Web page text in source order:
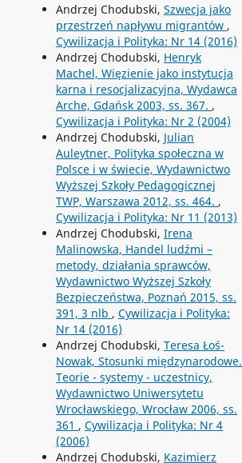
Andrzej Chodubski, Szwecja jako
przestrzeń napływu migrantów ,
Cywilizacja i Polityka: Nr 14 (2016)
Andrzej Chodubski, Henryk
Machel, Więzienie jako instytucja
karna i resocjalizacyjna, Wydawca
Arche, Gdańsk 2003, ss. 367. ,
Cywilizacja i Polityka: Nr 2 (2004)
Andrzej Chodubski, Julian
Auleytner, Polityka społeczna w
Polsce i w świecie, Wydawnictwo
Wyższej Szkoły Pedagogicznej
TWP, Warszawa 2012, ss. 464. ,
Cywilizacja i Polityka: Nr 11 (2013)
Andrzej Chodubski, Irena
Malinowska, Handel ludźmi –
metody, działania sprawców,
Wydawnictwo Wyższej Szkoły
Bezpieczeństwa, Poznań 2015, ss.
391, 3 nlb , Cywilizacja i Polityka:
Nr 14 (2016)
Andrzej Chodubski, Teresa Łoś-
Nowak, Stosunki międzynarodowe.
Teorie - systemy - uczestnicy,
Wydawnictwo Uniwersytetu
Wrocławskiego, Wrocław 2006, ss.
361 , Cywilizacja i Polityka: Nr 4
(2006)
Andrzej Chodubski, Kazimierz